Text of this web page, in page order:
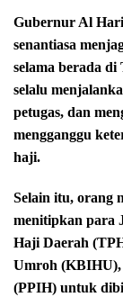
Gubernur Al
senantiasa
selama berada di
selalu
petugas, dan
mengganggu
haji.
Selain itu, orang
menitipkan para
Haji Daerah
Umroh (KBIHU),
(PPIH) untuk